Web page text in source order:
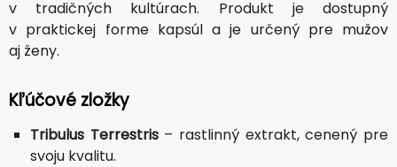
v tradičných kultúrach. Produkt je dostupný
v praktickej forme kapsúl a je určený pre mužov
aj ženy.
Kľúčové zložky
Tribulus Terrestris– rastlinný extrakt, cenený pre
svoju kvalitu.